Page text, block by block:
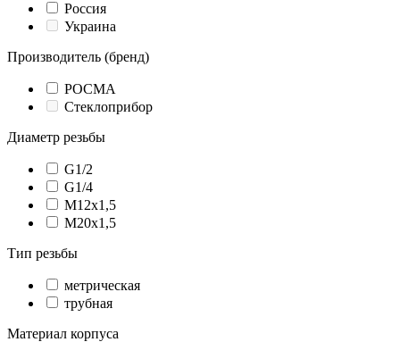
Россия
Украина
Производитель (бренд)
РОСМА
Стеклоприбор
Диаметр резьбы
G1/2
G1/4
М12х1,5
М20х1,5
Тип резьбы
метрическая
трубная
Материал корпуса